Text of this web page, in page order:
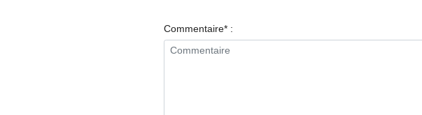
Commentaire* :